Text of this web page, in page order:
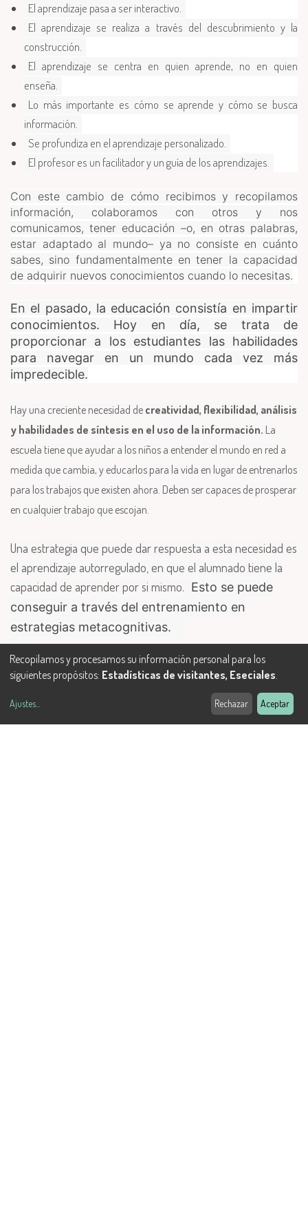
El aprendizaje pasa a ser interactivo.
El aprendizaje se realiza a través del descubrimiento y la
construcción.
El aprendizaje se centra en quien aprende, no en quien
enseña.
Lo más importante es cómo se aprende y cómo se busca
información.
Se profundiza en el aprendizaje personalizado.
El profesor es un facilitador y un guía de los aprendizajes.
Con este cambio de cómo recibimos y recopilamos
información, colaboramos con otros y nos
comunicamos, tener educación –o, en otras palabras,
estar adaptado al mundo– ya no consiste en cuánto
sabes, sino fundamentalmente en tener la capacidad
de adquirir nuevos conocimientos cuando lo necesitas.
En el pasado, la educación consistía en impartir
conocimientos. Hoy en día, se trata de
proporcionar a los estudiantes las habilidades
para navegar en un mundo cada vez más
impredecible.
Hay una creciente necesidad de creatividad, flexibilidad, análisis
y habilidades de síntesis en el uso de la información. La
escuela tiene que ayudar a los niños a entender el mundo en red a
medida que cambia, y educarlos para la vida en lugar de entrenarlos
para los trabajos que existen ahora. Deben ser capaces de prosperar
en cualquier trabajo que escojan.
Una estrategia que puede dar respuesta a esta necesidad es
el aprendizaje autorregulado, en que el alumnado tiene la
capacidad de aprender por si mismo. Esto se puede
conseguir a través del entrenamiento en
estrategias metacognitivas.
Recopilamos y procesamos su información personal para los
siguientes propósitos: Estadísticas de visitantes, Eseciales
Ajustes... Rechazar Aceptar